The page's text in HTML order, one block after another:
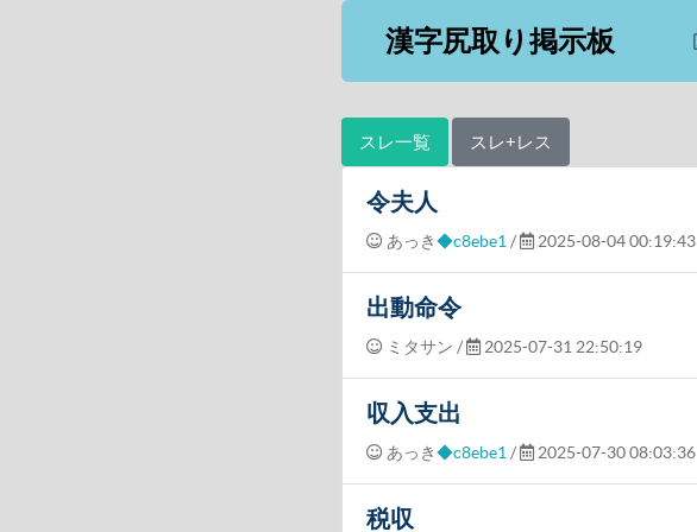
漢字尻取り掲示板
スレ一覧 スレ+レス
令夫人
あっき◆c8ebe1 / 2025-08-04 00:19:43
出動命令
ミタサン / 2025-07-31 22:50:19
収入支出
あっき◆c8ebe1 / 2025-07-30 08:03:36
税収